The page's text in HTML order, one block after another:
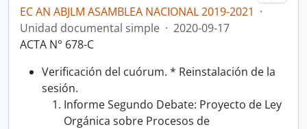
EC AN ABJLM ASAMBLEA NACIONAL 2019-2021 ·
Unidad documental simple · 2020-09-17
ACTA N° 678-C
Verificación del cuórum. * Reinstalación de la
sesión.
Informe Segundo Debate: Proyecto de Ley
Orgánica sobre Procesos de